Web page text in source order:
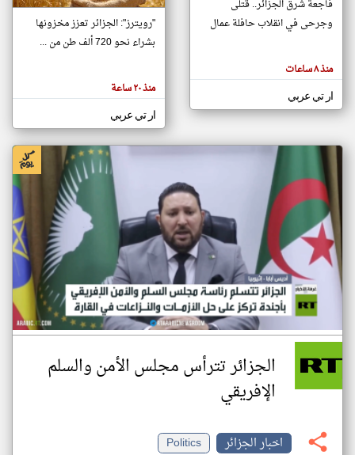
اخبار الجزائر على مدار الساعة
أهم اخبار الجزائر العاجلة والمباشرة
المقالات
الموجوده
هنا عن
وجهة
نظر
فاجعة شرق الجزائر.. قتلى
وجرحى في انقلاب حافلة عمال
منذ ٨ ساعات
ار تي عربي
"رويترز": الجزائر تعزز مخزونها
بشراء نحو 720 ألف طن من ...
منذ ٢٠ ساعة
ار تي عربي
الجزائر تترأس مجلس الأمن والسلم
الإفريقي
اخبار الجزائر
Politics